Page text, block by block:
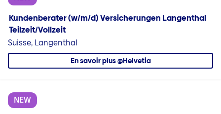
Kundenberater (w/m/d) Versicherungen Langenthal
Teilzeit/Vollzeit
Suisse, Langenthal
En savoir plus @Helvetia
NEW